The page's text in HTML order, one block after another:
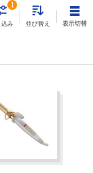
込み
1
並び替え 表示切替